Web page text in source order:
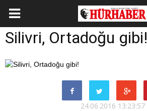
Silivri, Ortadoğu gibi!
24.06.2016 13:23:57